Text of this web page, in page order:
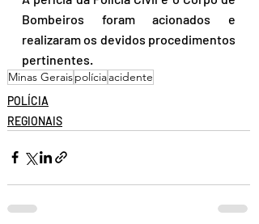
Bombeiros foram acionados e
realizaram os devidos procedimentos
pertinentes.
Minas Geraispolíciaacidente
POLÍCIA
REGIONAIS